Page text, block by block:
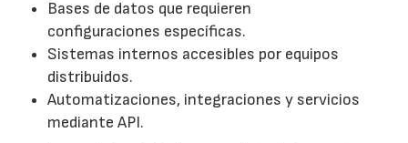
Bases de datos que requieren
configuraciones específicas.
Sistemas internos accesibles por equipos
distribuidos.
Automatizaciones, integraciones y servicios
mediante API.